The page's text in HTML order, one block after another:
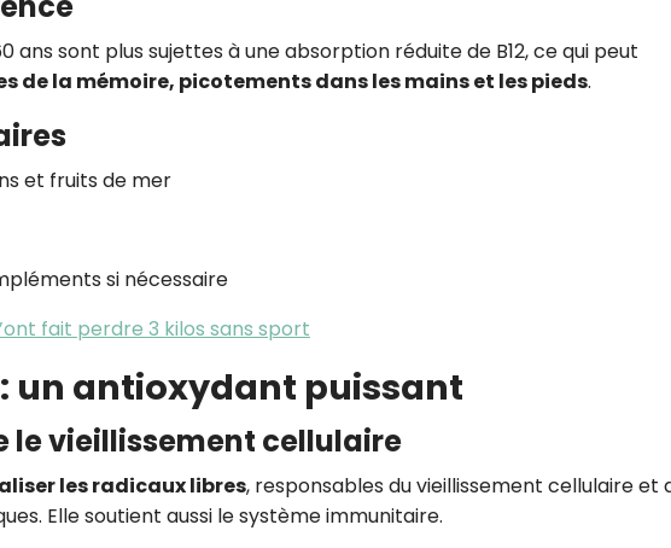
ans sont plus sujettes à une absorption réduite de B12, ce qui peut
de la mémoire, picotements dans les mains et les pieds.
et fruits de mer
si nécessaire
fait perdre 3 kilos sans sport
un antioxydant puissant
le vieillissement cellulaire
les radicaux libres, responsables du vieillissement cellulaire et
Elle soutient aussi le système immunitaire.